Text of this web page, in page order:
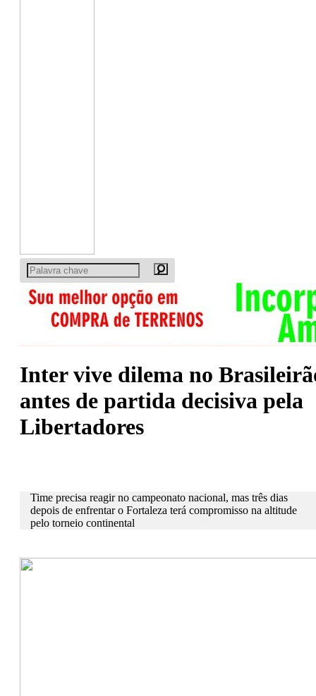
Inter vive dilema no
antes de partida decisiva pela
Libertadores
Time precisa reagir no campeonato nacional, mas três dias
depois de enfrentar o Fortaleza terá compromisso na altitude
pelo torneio continental